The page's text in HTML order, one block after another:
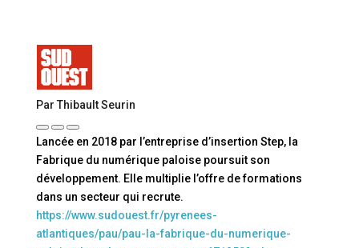
Par Thibault Seurin
Lancée en 2018 par l’entreprise d’insertion Step, la
Fabrique du numérique paloise poursuit son
développement. Elle multiplie l’offre de formations
dans un secteur qui recrute.
https://www.sudouest.fr/pyrenees-
atlantiques/pau/pau-la-fabrique-du-numerique-